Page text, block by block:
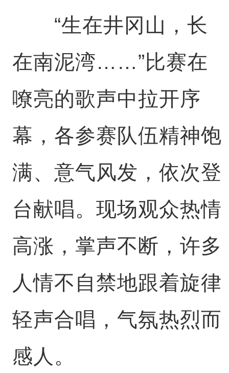
“生在井冈山，长
在南泥湾……”比赛在
嘹亮的歌声中拉开序
幕，各参赛队伍精神饱
满、意气风发，依次登
台献唱。现场观众热情
高涨，掌声不断，许多
人情不自禁地跟着旋律
轻声合唱，气氛热烈而
感人。